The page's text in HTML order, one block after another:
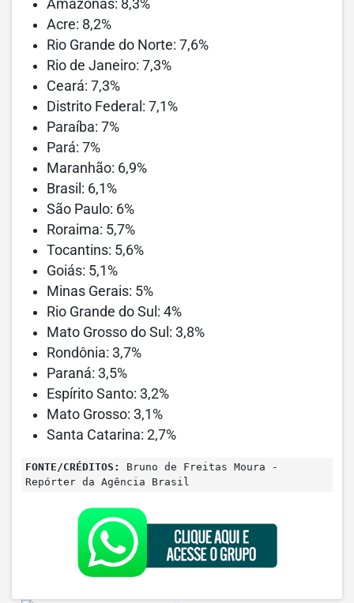
Amazonas: 8,3%
Acre: 8,2%
Rio Grande do Norte: 7,6%
Rio de Janeiro: 7,3%
Ceará: 7,3%
Distrito Federal: 7,1%
Paraíba: 7%
Pará: 7%
Maranhão: 6,9%
Brasil: 6,1%
São Paulo: 6%
Roraima: 5,7%
Tocantins: 5,6%
Goiás: 5,1%
Minas Gerais: 5%
Rio Grande do Sul: 4%
Mato Grosso do Sul: 3,8%
Rondônia: 3,7%
Paraná: 3,5%
Espírito Santo: 3,2%
Mato Grosso: 3,1%
Santa Catarina: 2,7%
FONTE/CRÉDITOS:
Bruno de Freitas Moura -
Repórter da Agência Brasil